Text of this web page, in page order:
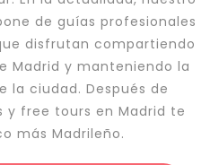
de guías profesionales
disfrutan compartiendo
Madrid y manteniendo la
la ciudad. Después de
y free tours en Madrid te
más Madrileño.